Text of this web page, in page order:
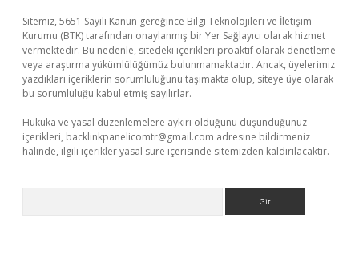
Sitemiz, 5651 Sayılı Kanun gereğince Bilgi Teknolojileri ve İletişim
Kurumu (BTK) tarafından onaylanmış bir Yer Sağlayıcı olarak hizmet
vermektedir. Bu nedenle, sitedeki içerikleri proaktif olarak denetleme
veya araştırma yükümlülüğümüz bulunmamaktadır. Ancak, üyelerimiz
yazdıkları içeriklerin sorumluluğunu taşımakta olup, siteye üye olarak
bu sorumluluğu kabul etmiş sayılırlar.
Hukuka ve yasal düzenlemelere aykırı olduğunu düşündüğünüz
içerikleri, backlinkpanelicomtr@gmail.com adresine bildirmeniz
halinde, ilgili içerikler yasal süre içerisinde sitemizden kaldırılacaktır.